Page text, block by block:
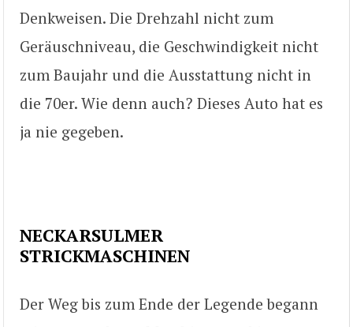
Denkweisen. Die Drehzahl nicht zum
Geräuschniveau, die Geschwindigkeit nicht
zum Baujahr und die Ausstattung nicht in
die 70er. Wie denn auch? Dieses Auto hat es
ja nie gegeben.
NECKARSULMER
STRICKMASCHINEN
Der Weg bis zum Ende der Legende begann